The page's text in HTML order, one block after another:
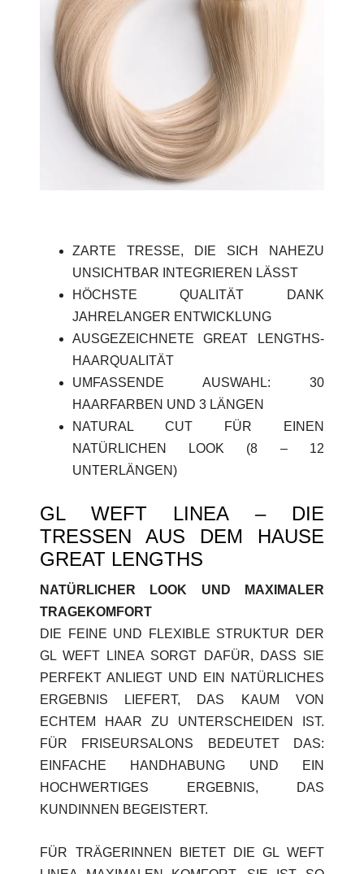
ZARTE TRESSE, DIE SICH NAHEZU
UNSICHTBAR INTEGRIEREN LÄSST
HÖCHSTE QUALITÄT DANK
JAHRELANGER ENTWICKLUNG
AUSGEZEICHNETE GREAT LENGTHS-
HAARQUALITÄT
UMFASSENDE AUSWAHL: 30
HAARFARBEN UND 3 LÄNGEN
NATURAL CUT FÜR EINEN
NATÜRLICHEN LOOK (8 – 12
UNTERLÄNGEN)
GL WEFT LINEA – DIE
TRESSEN AUS DEM HAUSE
GREAT LENGTHS
NATÜRLICHER LOOK UND MAXIMALER
TRAGEKOMFORT
DIE FEINE UND FLEXIBLE STRUKTUR DER
GL WEFT LINEA SORGT DAFÜR, DASS SIE
PERFEKT ANLIEGT UND EIN NATÜRLICHES
ERGEBNIS LIEFERT, DAS KAUM VON
ECHTEM HAAR ZU UNTERSCHEIDEN IST.
FÜR FRISEURSALONS BEDEUTET DAS:
EINFACHE HANDHABUNG UND EIN
HOCHWERTIGES ERGEBNIS, DAS
KUNDINNEN BEGEISTERT.
FÜR TRÄGERINNEN BIETET DIE GL WEFT